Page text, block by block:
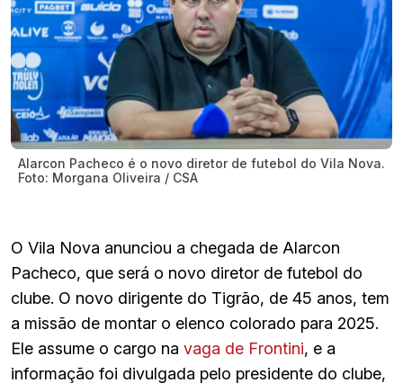
Alarcon Pacheco é o novo diretor de futebol do Vila Nova.
Foto: Morgana Oliveira / CSA
O Vila Nova anunciou a chegada de Alarcon
Pacheco, que será o novo diretor de futebol do
clube. O novo dirigente do Tigrão, de 45 anos, tem
a missão de montar o elenco colorado para 2025.
Ele assume o cargo na vaga de Frontini, e a
informação foi divulgada pelo presidente do clube,